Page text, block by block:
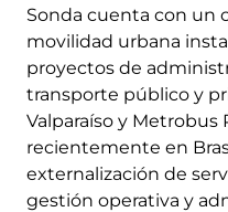
Sonda cuenta con un
movilidad urbana
proyectos de
transporte público y
Valparaíso y Metrobus
recientemente en
externalización de
gestión operativa y